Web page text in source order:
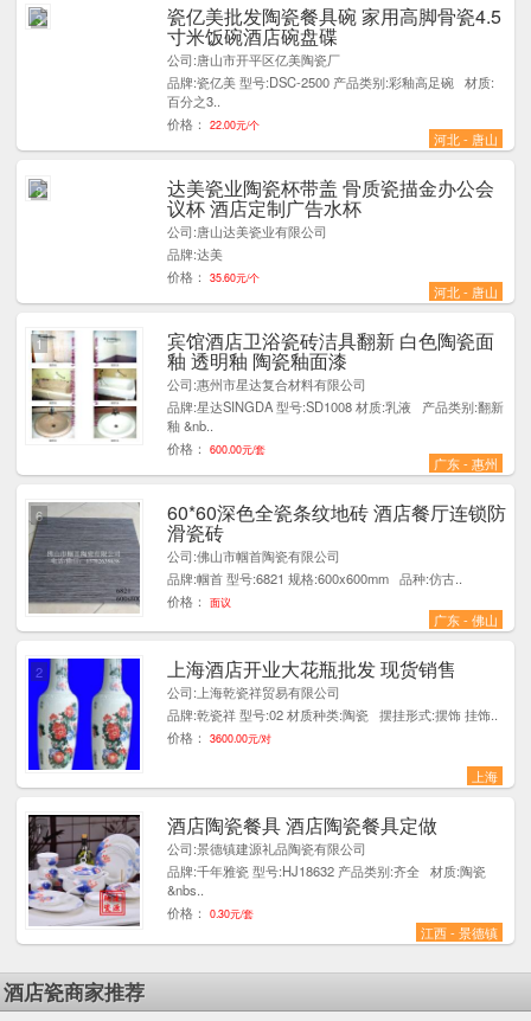
瓷亿美批发陶瓷餐具碗 家用高脚骨瓷4.5
寸米饭碗酒店碗盘碟
公司:唐山市开平区亿美陶瓷厂
品牌:瓷亿美 型号:DSC-2500 产品类别:彩釉高足碗 材质:
百分之3..
价格：
22.00元/个
河北 - 唐山
3
达美瓷业陶瓷杯带盖 骨质瓷描金办公会
议杯 酒店定制广告水杯
公司:唐山达美瓷业有限公司
品牌:达美
价格：
35.60元/个
河北 - 唐山
8
宾馆酒店卫浴瓷砖洁具翻新 白色陶瓷面
釉 透明釉 陶瓷釉面漆
公司:惠州市星达复合材料有限公司
品牌:星达SINGDA 型号:SD1008 材质:乳液 产品类别:翻新
釉 &nb..
价格：
600.00元/套
广东 - 惠州
1
60*60深色全瓷条纹地砖 酒店餐厅连锁防
滑瓷砖
公司:佛山市帼首陶瓷有限公司
品牌:帼首 型号:6821 规格:600x600mm 品种:仿古..
价格：
面议
广东 - 佛山
6
上海酒店开业大花瓶批发 现货销售
公司:上海乾瓷祥贸易有限公司
品牌:乾瓷祥 型号:02 材质种类:陶瓷 摆挂形式:摆饰 挂饰..
价格：
3600.00元/对
上海
2
酒店陶瓷餐具 酒店陶瓷餐具定做
公司:景德镇建源礼品陶瓷有限公司
品牌:千年雅瓷 型号:HJ18632 产品类别:齐全 材质:陶瓷
&nbs..
价格：
0.30元/套
江西 - 景德镇
1
酒店瓷商家推荐